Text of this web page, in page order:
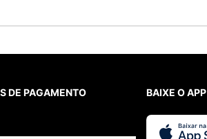
DE PAGAMENTO BAIXE O APP